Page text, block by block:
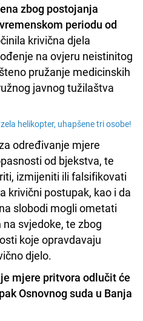
zbog postojanja
periodu od
krivična djela
na ovjeru neistinitog
pružanje medicinskih
javnog tužilaštva
helikopter, uhapšene tri osobe!
određivanje mjere
od bjekstva, te
izmijeniti ili falsifikovati
krivični postupak, kao i da
slobodi mogli ometati
svjedoke, te zbog
koje opravdavaju
djelo.
mjere pritvora odlučit će
Osnovnog suda u Banja